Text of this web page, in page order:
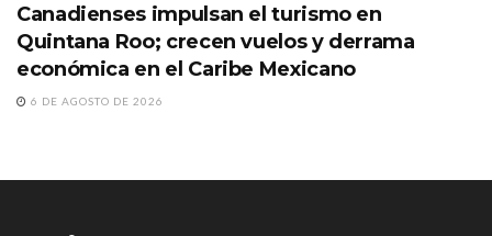
Canadienses impulsan el turismo en
Quintana Roo; crecen vuelos y derrama
económica en el Caribe Mexicano
6 DE AGOSTO DE 2026